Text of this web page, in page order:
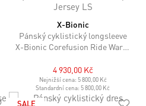
X-Bionic
Pánský cyklistický longsleeve
X-Bionic Corefusion Ride Warm
4 930,00 Kč
Nejnižší cena: 5 800,00 Kč
Standardní cena: 5 800,00 Kč
SALE